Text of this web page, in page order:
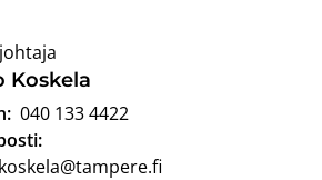
Kos­ke­la
040 133 4422